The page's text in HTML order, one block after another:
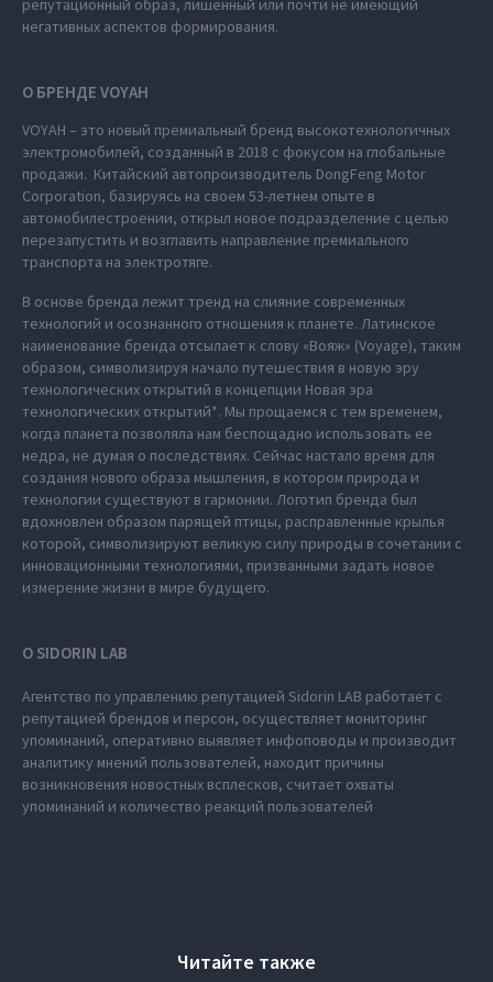
репутационный образ, лишенный или почти не имеющий
негативных аспектов формирования.
О БРЕНДЕ VOYAH
VOYAH – это новый премиальный бренд высокотехнологичных
электромобилей, созданный в 2018 с фокусом на глобальные
продажи. Китайский автопроизводитель DongFeng Motor
Corporation, базируясь на своем 53-летнем опыте в
автомобилестроении, открыл новое подразделение с целью
перезапустить и возглавить направление премиального
транспорта на электротяге.
В основе бренда лежит тренд на слияние современных
технологий и осознанного отношения к планете. Латинское
наименование бренда отсылает к слову «Вояж» (Voyage), таким
образом, символизируя начало путешествия в новую эру
технологических открытий в концепции Новая эра
технологических открытий*. Мы прощаемся с тем временем,
когда планета позволяла нам беспощадно использовать ее
недра, не думая о последствиях. Сейчас настало время для
создания нового образа мышления, в котором природа и
технологии существуют в гармонии. Логотип бренда был
вдохновлен образом парящей птицы, расправленные крылья
которой, символизируют великую силу природы в сочетании с
инновационными технологиями, призванными задать новое
измерение жизни в мире будущего.
О SIDORIN LAB
Агентство по управлению репутацией Sidorin LAB работает с
репутацией брендов и персон, осуществляет мониторинг
упоминаний, оперативно выявляет инфоповоды и производит
аналитику мнений пользователей, находит причины
возникновения новостных всплесков, считает охваты
упоминаний и количество реакций пользователей
Читайте также